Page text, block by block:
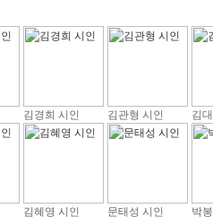
김경희 시인 김관형 시인 김
김혜영 시인 문태성 시인 박